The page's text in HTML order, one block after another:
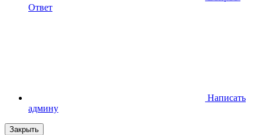
Ответ
Написать
админу
Закрыть